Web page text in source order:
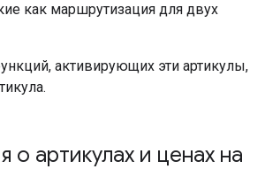
как маршрутизация для двух
активирующих эти артикулы,
о артикулах и ценах на